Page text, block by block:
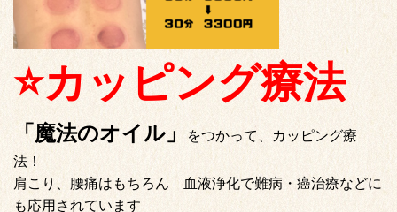
⭐️カッピング療法
「魔法のオイル」
をつかって、カッピング療
法！
肩こり、腰痛はもちろん 血液浄化で難病・癌治療などに
も応用されています